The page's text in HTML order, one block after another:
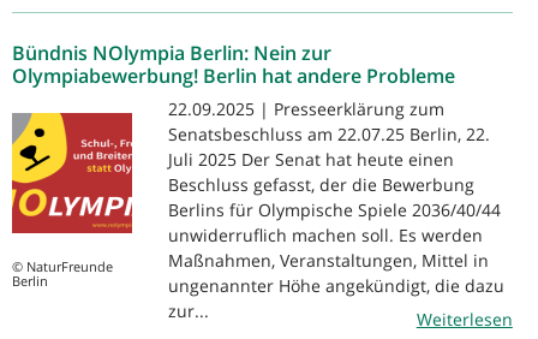
Bündnis NOlympia Berlin: Nein zur
Olympiabewerbung! Berlin hat andere Probleme
© NaturFreunde
Berlin
22.09.2025 | Presseerklärung zum
Senatsbeschluss am 22.07.25 Berlin, 22.
Juli 2025 Der Senat hat heute einen
Beschluss gefasst, der die Bewerbung
Berlins für Olympische Spiele 2036/40/44
unwiderruflich machen soll. Es werden
Maßnahmen, Veranstaltungen, Mittel in
ungenannter Höhe angekündigt, die dazu
zur...
Weiterlesen